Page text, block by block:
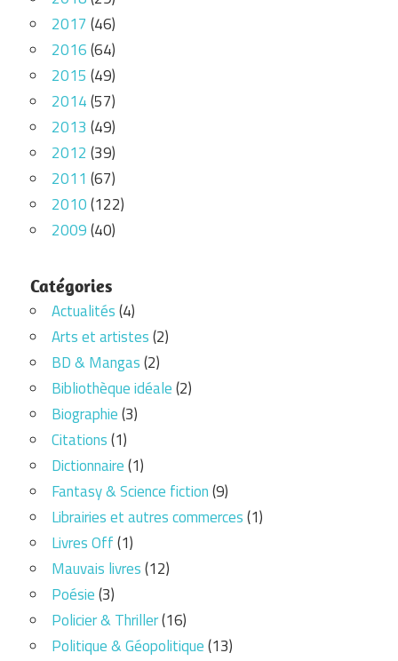
2017 (46)
2016(64)
2015 (49)
2014(57)
2013 (49)
2012 (39)
2011 (67)
2010(122)
2009(40)
Catégories
Actualités(4)
Arts et artistes(2)
BD & Mangas(2)
Bibliothèque idéale(2)
Biographie(3)
Citations(1)
Dictionnaire(1)
Fantasy & Science fiction(9)
Librairies et autres commerces(1)
Livres Off(1)
Mauvais livres(12)
Poésie(3)
Policier & Thriller(16)
Politique & Géopolitique(13)